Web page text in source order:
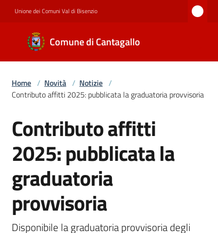
Unione dei Comuni Val di Bisenzio
Comune di Cantagallo
Comune di
Cantagallo
Amministrazione
Novità
Documenti
e
dati
Home / Novità / Notizie /
Contributo affitti 2025: pubblicata la graduatoria provvisoria
Salta al contenuto
Contributo affitti
2025: pubblicata la
graduatoria
provvisoria
Disponibile la graduatoria provvisoria degli